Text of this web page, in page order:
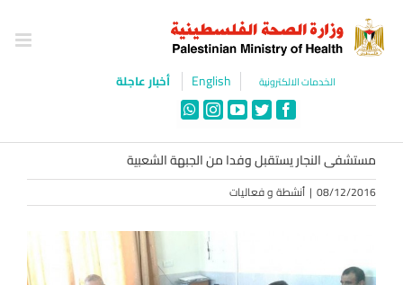
content
الخدمات الالكترونية English أخبار عاجلة
Facebook
Twitter
YouTube
Instagram
WhatsApp
مستشفى النجار يستقبل وفدا من الجبهة الشعبية
08/12/2016
| أنشطة و فعاليات